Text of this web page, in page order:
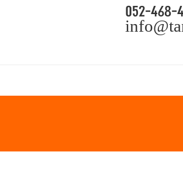
052-468-